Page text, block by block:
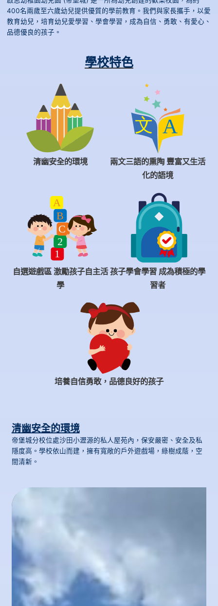
400名兩歲至六歲幼兒提供優質的學前教育。我們與家長攜手，以愛
教育幼兒，培育幼兒愛學習、學會學習，成為自信、勇敢、有愛心、
品德優良的孩子。
學校特色
清幽安全的環境
兩文三語的熏陶 豐富又生活
化的語境
自選遊戲區 激勵孩子自主活
學
孩子學會學習 成為積極的學
習者
培養自信勇敢，品德良好的孩子
清幽安全的環境
帝堡城分校位處沙田小瀝源的私人屋苑內，保安嚴密、安全及私
隱度高。學校依山而建，擁有寬敞的戶外遊戲場，綠樹成蔭，空
間清新。